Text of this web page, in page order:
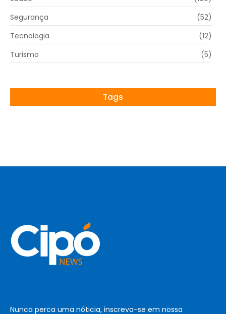
Segurança
(52)
Tecnologia
(12)
Turismo
(5)
Tags
Nunca perca uma nóticia, inscreva-se em nossa